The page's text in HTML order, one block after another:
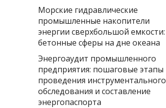
Морские гидравлические
промышленные накопители
энергии сверхбольшой емкости:
бетонные сферы на дне океана
Энергоаудит промышленного
предприятия: пошаговые этапы
проведения инструментального
обследования и составление
энергопаспорта